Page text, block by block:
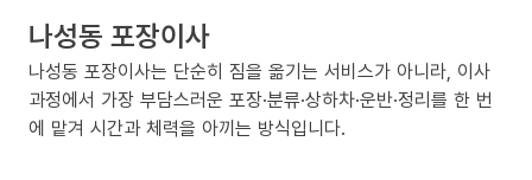
나성동 포장이사
나성동 포장이사는 단순히 짐을 옮기는 서비스가 아니라, 이사
과정에서 가장 부담스러운 포장·분류·상하차·운반·정리를 한 번
에 맡겨 시간과 체력을 아끼는 방식입니다.